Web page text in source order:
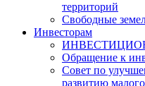
территорий
Свободные
Инвесторам
Обращение к
Совет по
развитию